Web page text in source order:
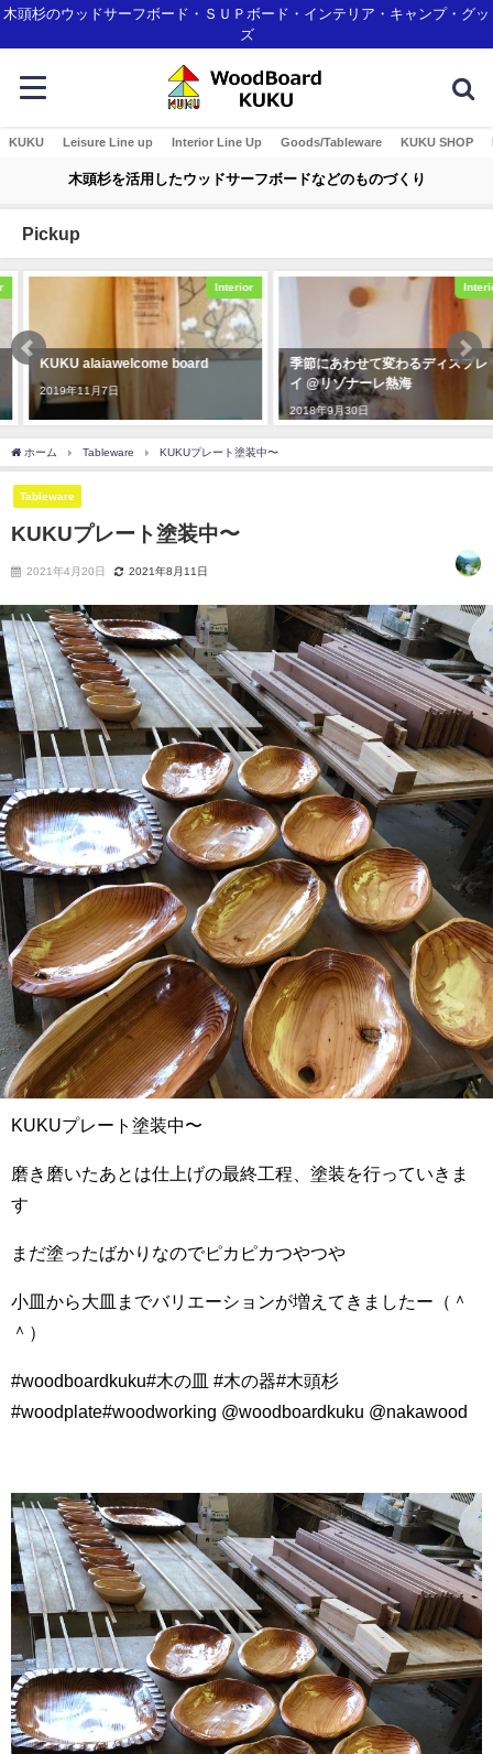
木頭杉のウッドサーフボード・ＳＵＰボード・インテリア・キャンプ・グッ
ズ
KUKU Leisure Line up Interior Line Up Goods/Tableware KUKU SHOP
木頭杉を活用したウッドサーフボードなどのものづくり
Pickup
Interior
KUKU alaiawelcome board
2019年11月7日
Interior
季節にあわせて変わるディスプレ
イ @リゾナーレ熱海
2018年9月30日
ホーム Tableware KUKUプレート塗装中〜
Tableware
KUKUプレート塗装中〜
2021年4月20日 2021年8月11日
KUKUプレート塗装中〜
磨き磨いたあとは仕上げの最終工程、塗装を行っていきま
す
まだ塗ったばかりなのでピカピカつやつや
小皿から大皿までバリエーションが増えてきましたー（＾
＾）
#woodboardkuku#木の皿 #木の器#木頭杉
#woodplate#woodworking @woodboardkuku @nakawood